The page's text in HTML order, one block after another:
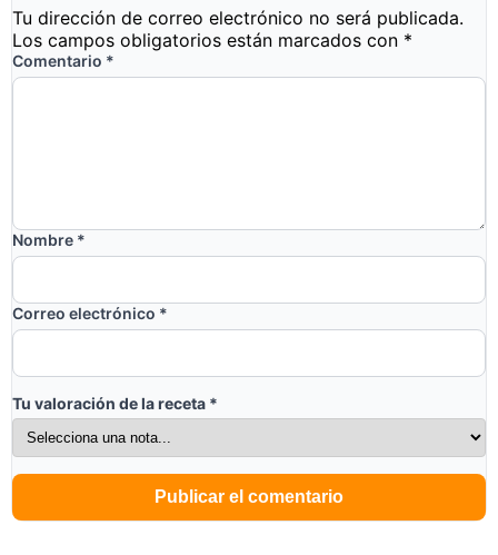
Tu dirección de correo electrónico no será publicada.
Los campos obligatorios están marcados con *
Comentario *
Nombre *
Correo electrónico *
Tu valoración de la receta *